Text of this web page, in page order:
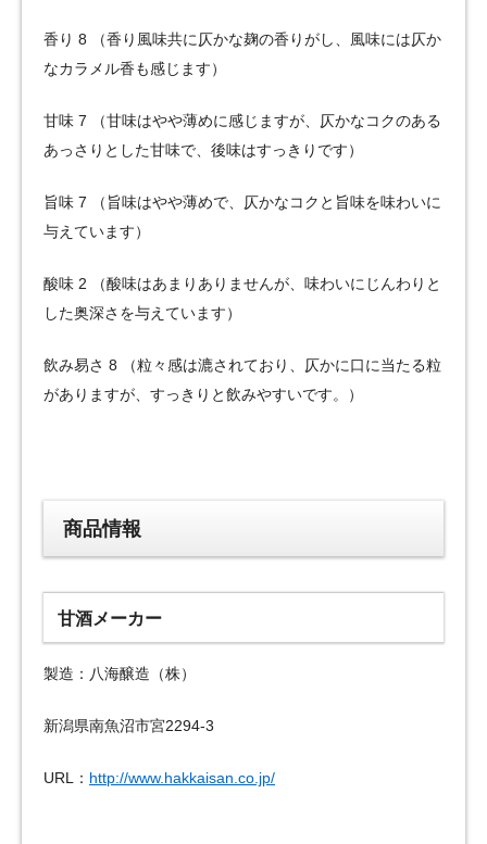
香り 8 （香り風味共に仄かな麹の香りがし、風味には仄か
なカラメル香も感じます）
甘味 7 （甘味はやや薄めに感じますが、仄かなコクのある
あっさりとした甘味で、後味はすっきりです）
旨味 7 （旨味はやや薄めで、仄かなコクと旨味を味わいに
与えています）
酸味 2 （酸味はあまりありませんが、味わいにじんわりと
した奥深さを与えています）
飲み易さ 8 （粒々感は漉されており、仄かに口に当たる粒
がありますが、すっきりと飲みやすいです。）
商品情報
甘酒メーカー
製造：八海醸造（株）
新潟県南魚沼市宮2294-3
URL： http://www.hakkaisan.co.jp/